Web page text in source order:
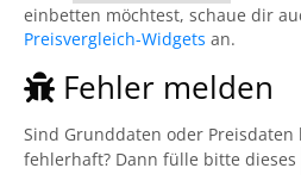
einbetten möchtest, schaue dir
Preisvergleich-Widgets an.
Fehler melden
Sind Grunddaten oder Preisdaten
fehlerhaft? Dann fülle bitte dieses